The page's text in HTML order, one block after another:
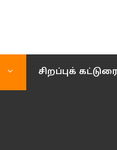
சிறப்புக் கட்டுரை